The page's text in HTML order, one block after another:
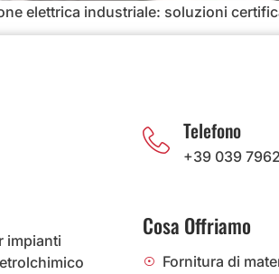
elettrica industriale: soluzioni
impianti
Telefono
+39 039
Cosa Offriamo
Fornitura di